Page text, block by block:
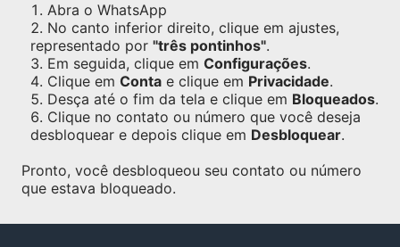
Abra o WhatsApp
No canto inferior direito, clique em ajustes,
representado por "três pontinhos".
Em seguida, clique em Configurações.
Clique em Conta e clique em Privacidade.
Desça até o fim da tela e clique em Bloqueados.
Clique no contato ou número que você deseja
desbloquear e depois clique em Desbloquear.
Pronto, você desbloqueou seu contato ou número
que estava bloqueado.